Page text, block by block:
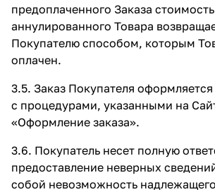
предоплаченного Заказа стоимость
аннулированного Товара
Покупателю способом, которым
оплачен.
3.5. Заказ Покупателя оформляется
с процедурами, указанными на
«Оформление заказа».
3.6. Покупатель несет полную
предоставление неверных
собой невозможность